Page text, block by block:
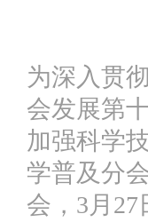
为深入贯
会发展第
加强科学
学普及分
会，3月27